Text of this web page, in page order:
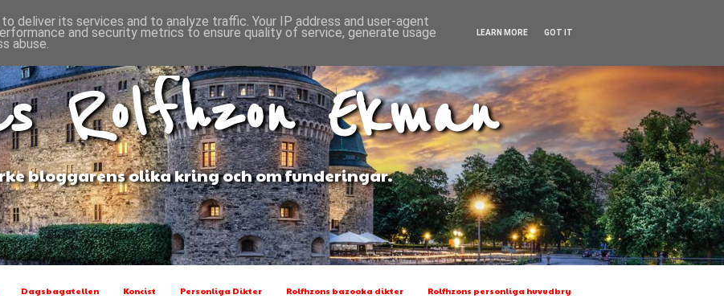
Rolfhzon Ekman
bloggarens olika kring och om funderingar.
Dagsbagatellen Koncist Personliga Dikter Rolfhzons bazooka dikter Rolfhzons personliga huvudbry
deliver its services and to analyze traffic. Your IP address and user-agent
and security metrics to ensure quality of service, generate usage
abuse.
LEARN MORE GOT IT